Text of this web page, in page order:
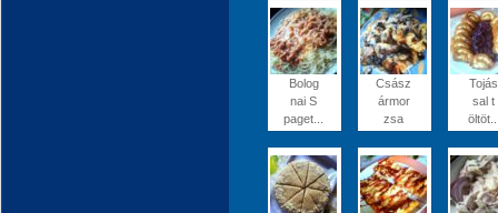
Bolog
nai S
paget...
Csász
ármor
zsa
Tojás
sal t